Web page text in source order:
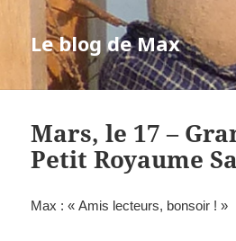
Le blog de Max
Mars, le 17 –
Petit Royaume
Max : « Amis lecteurs, bonsoir ! »